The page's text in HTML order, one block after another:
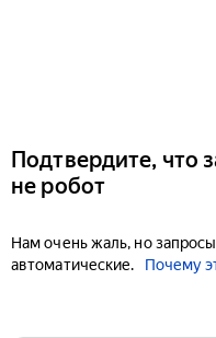
Подтвердите, что
не робот
Нам очень жаль, но
автоматические.
Почему